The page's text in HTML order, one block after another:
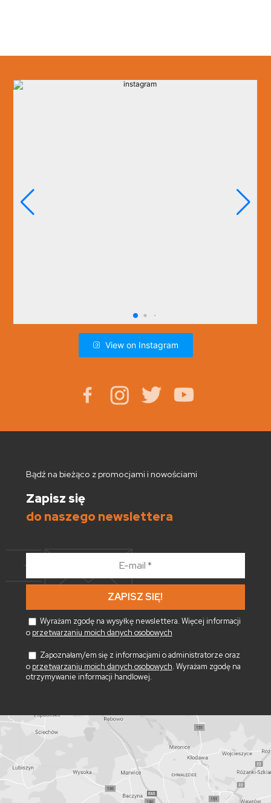
View on Instagram
Bądź na bieżąco z promocjami i nowościami
Zapisz się
do naszego newslettera
*
Wyrażam zgodę na wysyłkę newslettera. Więcej informacji
o przetwarzaniu moich danych osobowych
Zapoznałam/em się z informacjami o administratorze oraz
o przetwarzaniu moich danych osobowych. Wyrażam zgodę na
otrzymywanie informacji handlowej.